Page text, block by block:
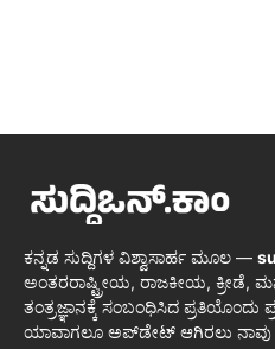
ಕನ್ನಡ ಸುದ್ದಿಗಳ ವಿಶ್ವಾಸಾರ್ಹ ಮೂಲ —
ಅಂತರರಾಷ್ಟ್ರೀಯ, ರಾಜಕೀಯ, ಕ್ರೀಡೆ,
ತಂತ್ರಜ್ಞಾನಕ್ಕೆ ಸಂಬಂಧಿಸಿದ
ಯಾವಾಗಲೂ ಅಪ್‌ಡೇಟ್ ಆಗಿರಲು ನಾವು